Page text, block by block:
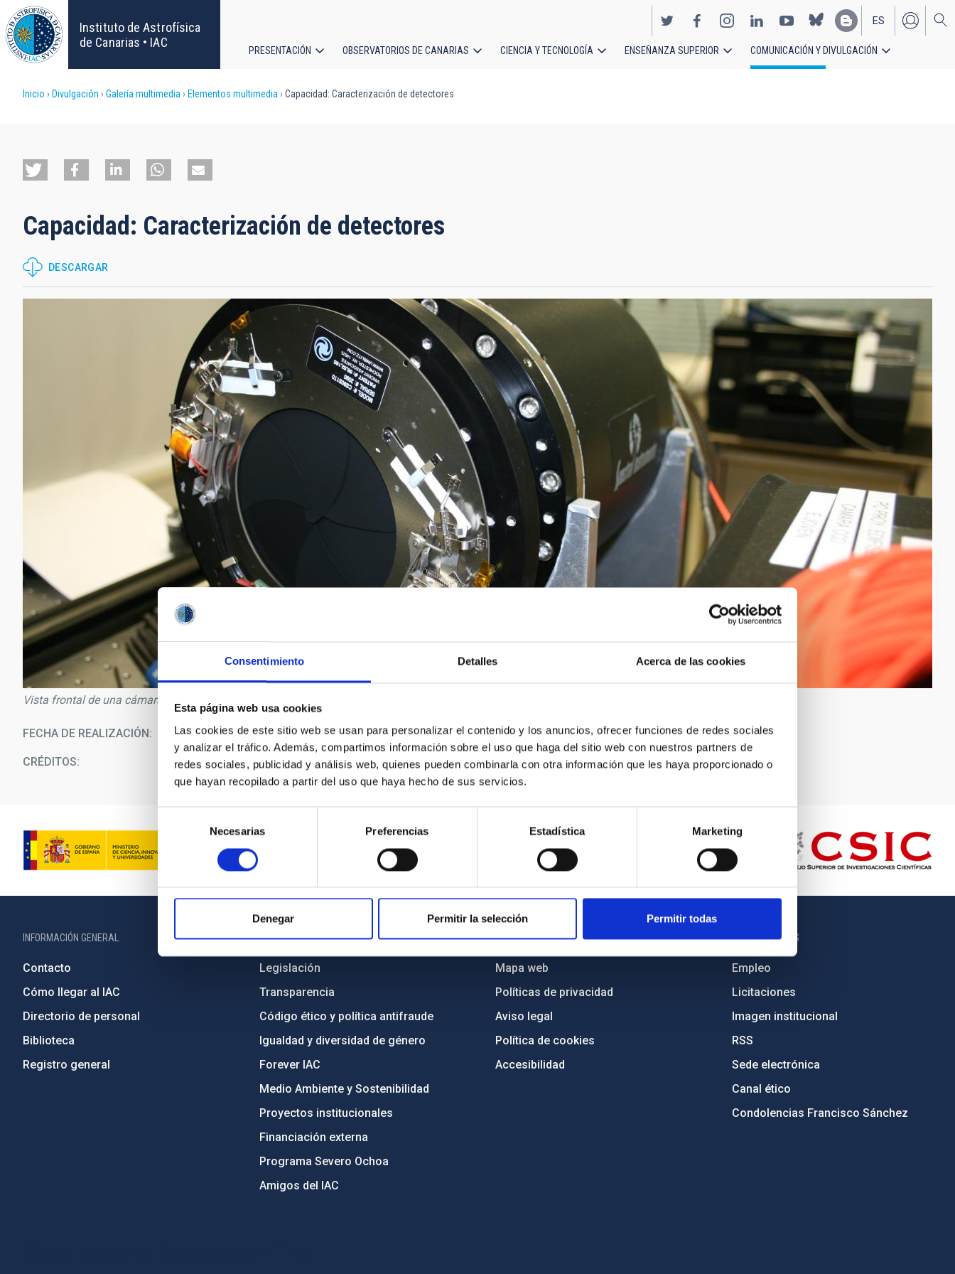
Consentimiento Detalles Acerca de las cookies
Esta página web usa cookies
Las cookies de este sitio web se usan para personalizar el contenido y los anuncios, ofrecer funciones de redes sociales
y analizar el tráfico. Además, compartimos información sobre el uso que haga del sitio web con nuestros partners de
redes sociales, publicidad y análisis web, quienes pueden combinarla con otra información que les haya proporcionado o
que hayan recopilado a partir del uso que haya hecho de sus servicios.
de
consentimiento
Necesarias Preferencias Estadística Marketing
Denegar Permitir la selección Permitir todas
Pasar
al
contenido
principal
Instituto de Astrofísica
de Canarias • IAC
EN
ES
principal
PRESENTACIÓN OBSERVATORIOS DE CANARIAS CIENCIA Y TECNOLOGÍA ENSEÑANZA SUPERIOR COMUNICACIÓN Y DIVULGACIÓN
Sobrescribir
de
a
la
navegación
Inicio Divulgación Galería multimedia Elementos multimedia Capacidad: Caracterización de detectores
Capacidad: Caracterización de detectores
DESCARGAR
Vista frontal de una cámara CCD en el laboratorio
FECHA DE REALIZACIÓN 17/09/2018
CRÉDITOS Instituto de Astrofísica de Canarias (IAC)
INFORMACIÓN GENERAL
Contacto
Cómo llegar al IAC
Directorio de personal
Biblioteca
Registro general
INFORMACIÓN INSTITUCIONAL
Legislación
Transparencia
Código ético y política antifraude
Igualdad y diversidad de género
Forever IAC
Medio Ambiente y Sostenibilidad
Proyectos institucionales
Financiación externa
Programa Severo Ochoa
Amigos del IAC
PORTAL DEL IAC
Mapa web
Políticas de privacidad
Aviso legal
Política de cookies
Accesibilidad
OTROS ENLACES
Empleo
Licitaciones
Imagen institucional
RSS
Sede electrónica
Canal ético
Condolencias Francisco Sánchez